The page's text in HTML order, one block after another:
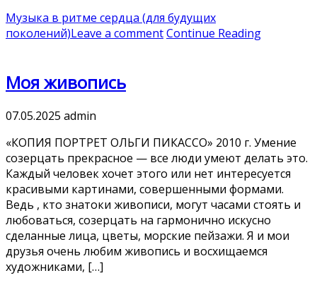
Музыка в ритме сердца (для будущих
поколений)Leave a commentContinue Reading
Моя живопись
07.05.2025 admin
«КОПИЯ ПОРТРЕТ ОЛЬГИ ПИКАССО» 2010 г. Умение
созерцать прекрасное — все люди умеют делать это.
Каждый человек хочет этого или нет интересуется
красивыми картинами, совершенными формами.
Ведь , кто знатоки живописи, могут часами стоять и
любоваться, созерцать на гармонично искусно
сделанные лица, цветы, морские пейзажи. Я и мои
друзья очень любим живопись и восхищаемся
художниками, […]